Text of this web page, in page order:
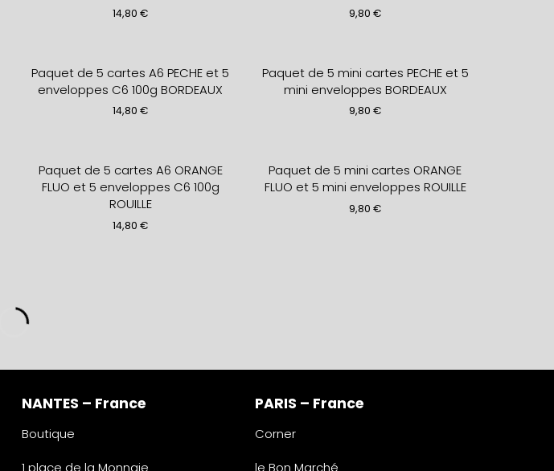
14,80 € 9,80 €
Paquet de 5 cartes A6 PECHE et 5
enveloppes C6 100g BORDEAUX
14,80 €
Paquet de 5 mini cartes PECHE et 5
mini enveloppes BORDEAUX
9,80 €
Paquet de 5 cartes A6 ORANGE
FLUO et 5 enveloppes C6 100g
ROUILLE
14,80 €
Paquet de 5 mini cartes ORANGE
FLUO et 5 mini enveloppes ROUILLE
9,80 €
NANTES – France
Boutique
1 place de la Monnaie
PARIS – France
Corner
le Bon Marché